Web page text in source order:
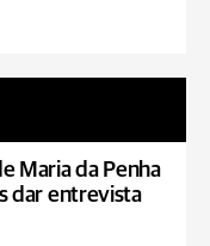
Maria da Penha
dar entrevista